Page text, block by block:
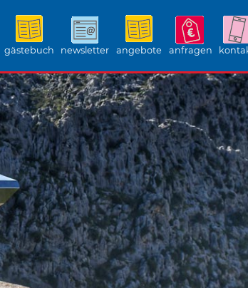
gästebuch newsletter angebote anfragen